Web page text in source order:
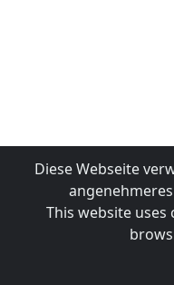
Diese Webseite
This website